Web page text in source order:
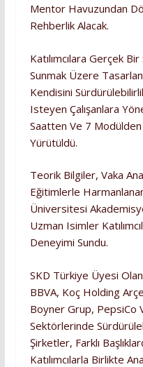
Mentor Havuzundan
Rehberlik Alacak.
Katılımcılara Gerçek
Sunmak Üzere
Kendisini
Isteyen Çalışanlara
Saatten Ve 7
Yürütüldü.
Teorik Bilgiler, Vaka
Eğitimlerle
Üniversitesi
Uzman Isimler
Deneyimi Sundu.
SKD Türkiye Üyesi
BBVA, Koç Holding
Boyner Grup, PepsiCo
Sektörlerinde
Şirketler, Farklı
Katılımcılarla Birlikte